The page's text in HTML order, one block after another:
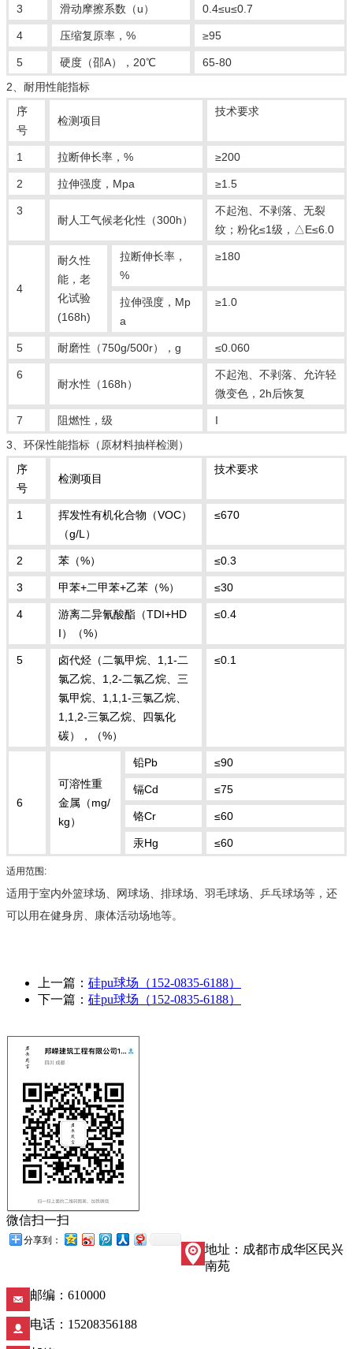
3 滑动摩擦系数（u） 0.4≤u≤0.7
4 压缩复原率，% ≥95
5 硬度（邵A），20℃
65-80
2、耐用性能指标
序
号
检测项目
技术要求
1 拉断伸长率，% ≥200
2 拉伸强度，Mpa ≥1.5
3
耐人工气候老化性（300h）
不起泡、不剥落、无裂
纹；粉化≤1级，△E≤6.0
4
耐久性
能，老
化试验
(168h)
拉断伸长率，
%
≥180
拉伸强度，Mp
a
≥1.0
5 耐磨性（750g/500r），g ≤0.060
6
耐水性（168h）
不起泡、不剥落、允许轻
微变色，2h后恢复
7 阻燃性，级
I
3、环保性能指标（原材料抽样检测）
序
号
检测项目
技术要求
1
挥发性有机化合物（VOC）
（g/L）
≤670
2 苯（%） ≤0.3
3 甲苯+二甲苯+乙苯（%） ≤30
4
游离二异氰酸酯（TDI+HD
I）（%）
≤0.4
5
卤代烃（二氯甲烷、1,1-二
氯乙烷、1,2-二氯乙烷、三
氯甲烷、1,1,1-三氯乙烷、
1,1,2-三氯乙烷、四氯化
碳），（%）
≤0.1
6
可溶性重
金属（mg/
kg）
铅Pb ≤90
镉Cd ≤75
铬Cr ≤60
汞Hg ≤60
适用范围:
适用于室内外篮球场、网球场、排球场、羽毛球场、乒乓球场等，还
可以用在健身房、康体活动场地等。
上一篇： 硅pu球场（152-0835-6188）
下一篇： 硅pu球场（152-0835-6188）
微信扫一扫
分享到：
地址：成都市成华区民兴
南苑
邮编：610000
电话：15208356188